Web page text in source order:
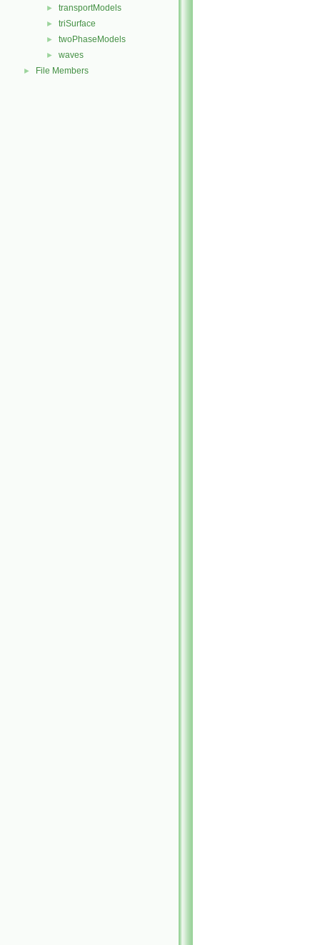
► transportModels
► triSurface
► twoPhaseModels
► waves
► File Members